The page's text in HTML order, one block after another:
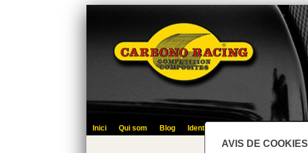
AVIS DE COOKIES
Inici Qui som Blog Identifica't